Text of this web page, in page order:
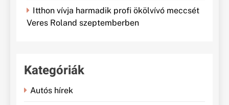
Itthon vívja harmadik profi ökölvívó meccsét
Veres Roland szeptemberben
Kategóriák
Autós hírek